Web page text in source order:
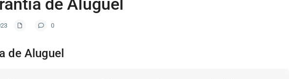
de Aluguel
0
de Aluguel